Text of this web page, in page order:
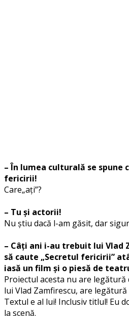
– În lumea culturală se spune
fericirii!
Care„ați”?
– Tu și actorii!
Nu știu dacă l-am găsit, dar
– Câți ani i-au trebuit lui Vlad
să caute „Secretul fericirii”
iasă un film și o piesă de
Proiectul acesta nu are legătură
lui Vlad Zamfirescu, are legătură
Textul e al lui! Inclusiv titlul! Eu
la scenă.